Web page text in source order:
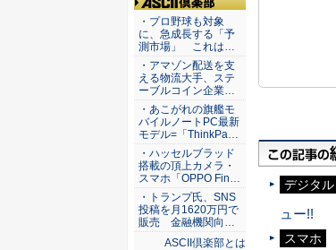
デジタル
ュー!!
スマホ
ASCII倶楽部
・プロ野球も対象
に、急成長する「予
測市場」 これは…
・アマゾン配送を支
える物流大手、ステ
ーブルコイン企業…
・あこがれの旗艦モ
バイルノートPC最新
モデル=「ThinkPa…
・ハッセルブラッド
搭載の頂上カメラ・
スマホ「OPPO Fin…
・トランプ氏、SNS
投稿を月1620万円で
販売 金融機関向…
ASCII倶楽部とは